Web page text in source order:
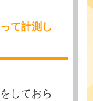
て計測し
しておら